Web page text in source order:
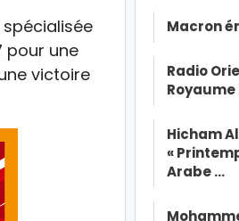
pour une
victoire
Macron
Radio
Hicham
«
Arabe …